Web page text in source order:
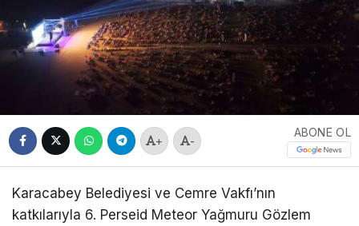
+ -
ABONE OL
Karacabey Belediyesi ve Cemre Vakfı’nın
katkılarıyla 6. Perseid Meteor Yağmuru Gözlem